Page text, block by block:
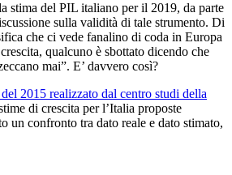
stima del PIL italiano per il 2019, da parte
sulla validità di tale strumento. Di
che ci vede fanalino di coda in Europa
qualcuno è sbottato dicendo che
mai”. E’ davvero così?
2015 realizzato dal centro studi della
di crescita per l’Italia proposte
un confronto tra dato reale e dato stimato,